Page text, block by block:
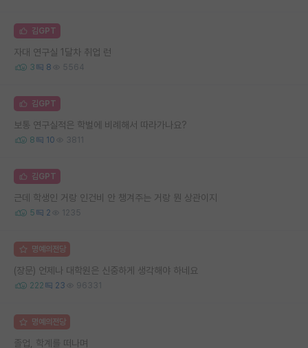
김GPT
자대 연구실 1달차 취업 런
3 8 5564
김GPT
보통 연구실적은 학벌에 비례해서 따라가나요?
8 10 3811
김GPT
근데 학생인 거랑 인건비 안 챙겨주는 거랑 뭔 상관이지
5 2 1235
명예의전당
(장문) 언제나 대학원은 신중하게 생각해야 하네요
222 23 96331
명예의전당
졸업, 학계를 떠나며